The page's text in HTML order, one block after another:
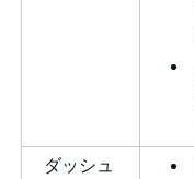
ダッシュ